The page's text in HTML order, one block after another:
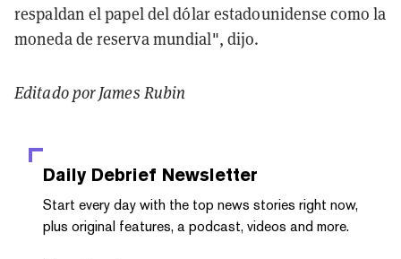
respaldan el papel del dólar estadounidense como la
moneda de reserva mundial", dijo.
Editado por James Rubin
Daily Debrief Newsletter
Start every day with the top news stories right now,
plus original features, a podcast, videos and more.